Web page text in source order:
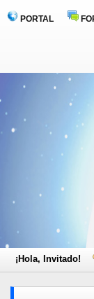
PORTAL
¡Hola, Invitado!